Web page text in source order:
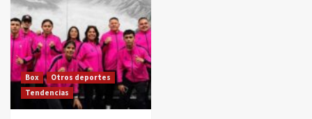
Box
Otros deportes
Tendencias